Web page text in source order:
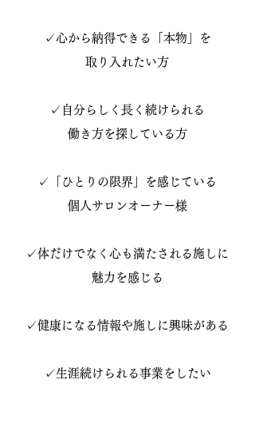
✓心から納得できる「本物」を
取り入れたい方
✓自分らしく長く続けられる
働き方を探している方
✓「ひとりの限界」を感じている
個人サロンオーナー様
✓体だけでなく心も満たされる施しに
魅力を感じる
✓健康になる情報や施しに興味がある
✓生涯続けられる事業をしたい